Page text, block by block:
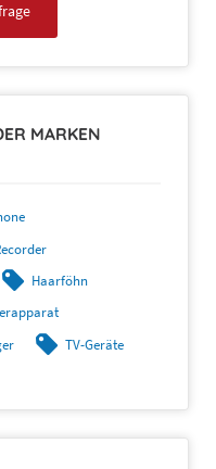
MARKEN
Haarföhn
TV-Geräte